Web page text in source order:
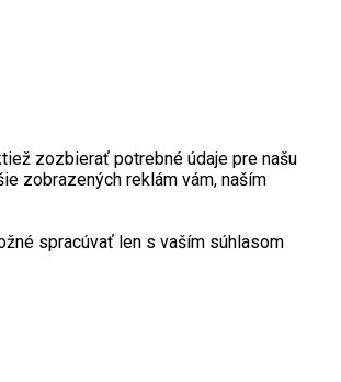
zozbierať potrebné údaje pre našu
zobrazených reklám vám, naším
spracúvať len s vaším súhlasom